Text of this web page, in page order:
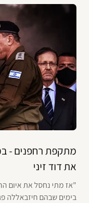
מתקפת רחפנים -
את דוד זיני
"אז מתי נחסל את איום
בימים שבהם חיזבאללה